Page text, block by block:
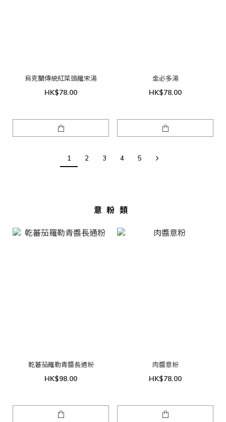
烏克蘭傳統紅菜頭羅宋湯
HK$78.00
金必多湯
HK$78.00
1 2 3 4 5
意粉類
乾蕃茄羅勒青醬長通粉
HK$98.00
肉醬意粉
HK$78.00